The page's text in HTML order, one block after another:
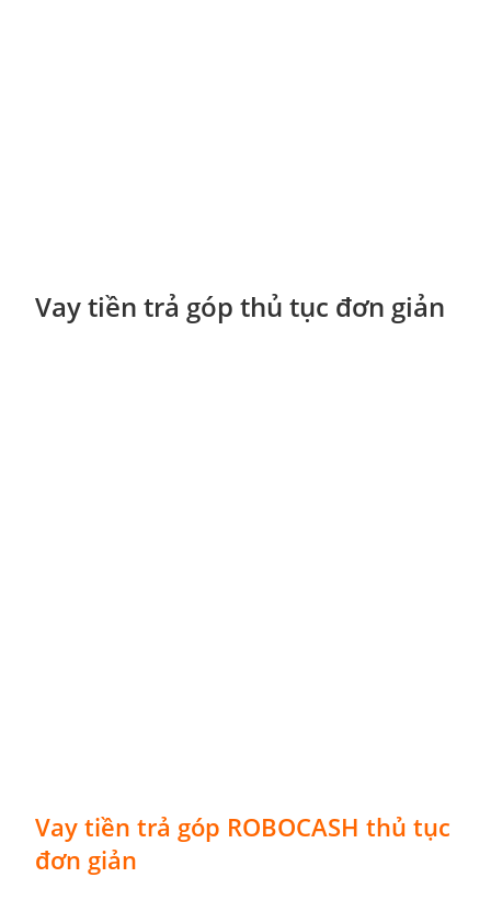
Vay tiền trả góp thủ tục đơn giản
Vay tiền trả góp ROBOCASH thủ tục
đơn giản